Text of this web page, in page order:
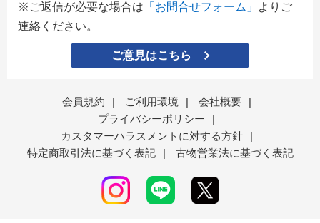
※ご返信が必要な場合は 「お問合せフォーム」
よりご
連絡ください。
ご意見はこちら
会員規約 | ご利用環境 | 会社概要
|
プライバシーポリシー
|
カスタマーハラスメントに対する方針
|
特定商取引法に基づく表記
| 古物営業法に基づく表記